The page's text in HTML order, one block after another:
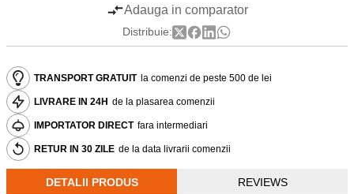
Adauga in comparator
Distribuie:
TRANSPORT GRATUIT la comenzi de peste 500 de lei
LIVRARE IN 24H de la plasarea comenzii
IMPORTATOR DIRECT fara intermediari
RETUR IN 30 ZILE de la data livrarii comenzii
DETALII PRODUS REVIEWS